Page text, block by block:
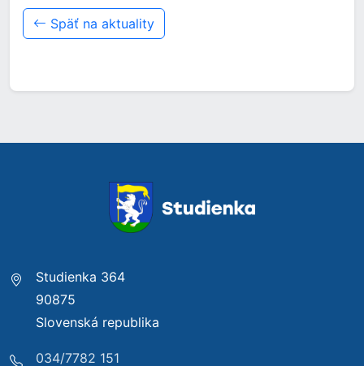
Späť na aktuality
Studienka 364
90875
Slovenská republika
034/7782 151